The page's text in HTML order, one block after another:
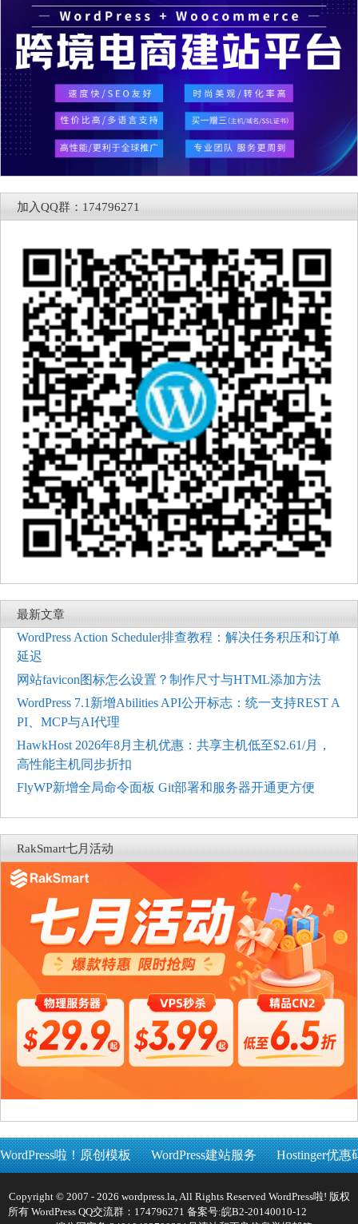
加入QQ群：174796271
最新文章
WordPress Action Scheduler排查教程：解决任务积压和订单
延迟
网站favicon图标怎么设置？制作尺寸与HTML添加方法
WordPress 7.1新增Abilities API公开标志：统一支持REST A
PI、MCP与AI代理
HawkHost 2026年8月主机优惠：共享主机低至$2.61/月，
高性能主机同步折扣
FlyWP新增全局命令面板 Git部署和服务器开通更方便
RakSmart七月活动
WordPress啦！原创模板 WordPress建站服务 Hostinger优惠
Copyright © 2007 - 2026 wordpress.la, All Rights Reserved WordPress啦! 版权
所有 WordPress QQ交流群：174796271 备案号:皖B2-20140010-12